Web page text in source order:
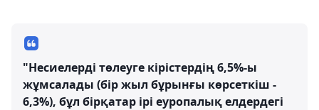
"Несиелерді төлеуге кірістердің 6,5%-ы
жұмсалады (бір жыл бұрынғы көрсеткіш -
6,3%), бұл бірқатар ірі еуропалық елдердегі